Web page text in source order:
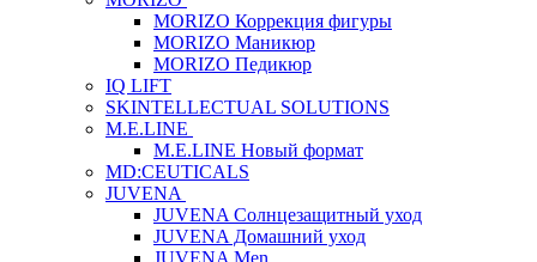
MORIZO Коррекция фигуры
MORIZO Маникюр
MORIZO Педикюр
IQ LIFT
SKINTELLECTUAL SOLUTIONS
M.E.LINE
M.E.LINE Новый формат
MD:CEUTICALS
JUVENA
JUVENA Солнцезащитный уход
JUVENA Домашний уход
JUVENA Men